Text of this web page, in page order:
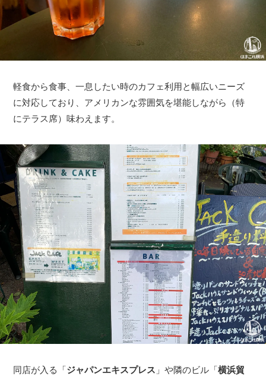
軽食から食事、一息したい時のカフェ利用と幅広いニーズ
に対応しており、アメリカンな雰囲気を堪能しながら（特
にテラス席）味わえます。
同店が入る「ジャパンエキスプレス 」や隣のビル「横浜貿